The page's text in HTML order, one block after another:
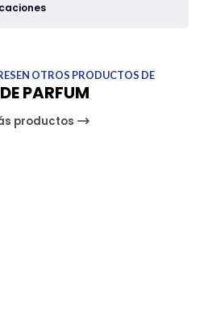
OTROS PRODUCTOS DE
PARFUM
productos